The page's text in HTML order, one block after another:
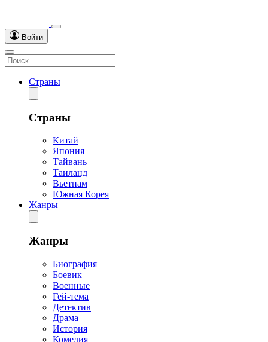
Войти
Страны
Страны
Китай
Япония
Тайвань
Таиланд
Вьетнам
Южная Корея
Жанры
Жанры
Биография
Боевик
Военные
Гей-тема
Детектив
Драма
История
Комедия